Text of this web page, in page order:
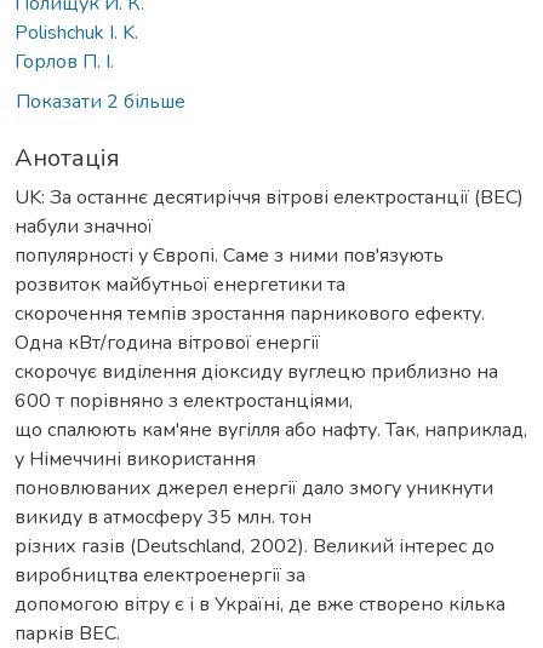
Polishchuk I. K.
Горлов П. І.
Показати 2 більше
Анотація
UK: За останнє десятиріччя вітрові електростанції (ВЕС)
набули значної
популярності у Європі. Саме з ними пов'язують
розвиток майбутньої енергетики та
скорочення темпів зростання парникового ефекту.
Одна кВт/година вітрової енергії
скорочує виділення діоксиду вуглецю приблизно на
600 т порівняно з електростанціями,
що спалюють кам'яне вугілля або нафту. Так, наприклад,
у Німеччині використання
поновлюваних джерел енергії дало змогу уникнути
викиду в атмосферу 35 млн. тон
різних газів (Deutschland, 2002). Великий інтерес до
виробництва електроенергії за
допомогою вітру є і в Україні, де вже створено кілька
парків ВЕС.